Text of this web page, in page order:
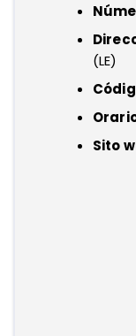
(LE)
Sito